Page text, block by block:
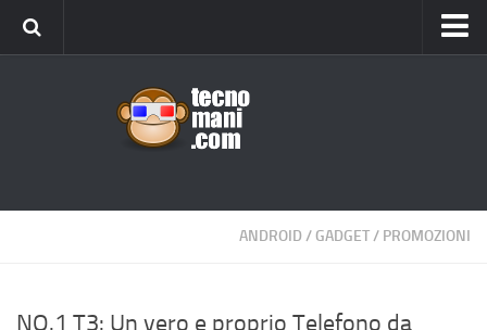
Cellulari
ANDROID / GADGET/ PROMOZIONI
NO.1 T3: Un vero e proprio Telefono da